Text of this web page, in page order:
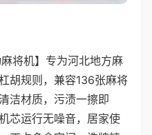
麻将机】专为河北地方麻
胡规则，兼容136张麻将
洁材质，污渍一擦即
芯运行无噪音，居家使